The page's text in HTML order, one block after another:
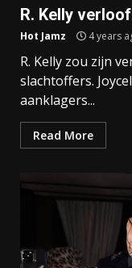
R. Kelly
Hot Jamz 4 years
R. Kelly zou zijn
slachtoffers.
aanklagers...
Read More